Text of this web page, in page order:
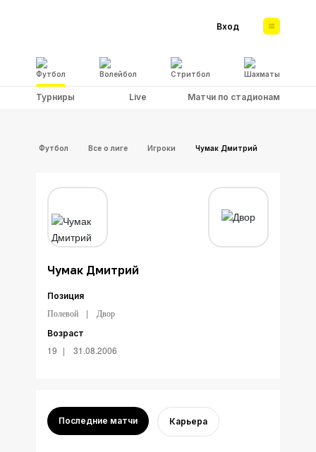
Футбол Волейбол Стритбол Шахматы
Вход
Турниры Live Матчи по стадионам
Футбол Все о лиге Игроки Чумак Дмитрий
Чумак Дмитрий
Позиция
Полевой Двор
Возраст
19 31.08.2006
Последние матчи Карьера